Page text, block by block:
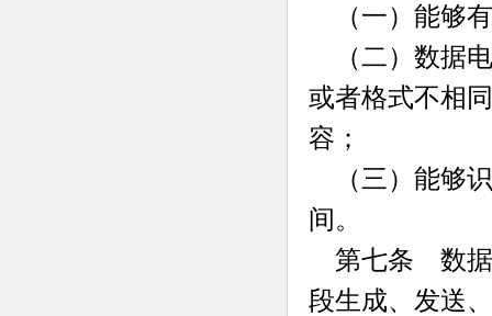
（一）能够
（二）数据
或者格式不相
容；
（三）能够
间。
第七条 数据
段生成、发送